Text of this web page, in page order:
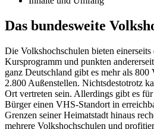
Das bundesweite
Die Volkshochschulen bieten
Kursprogramm und punkten
ganz Deutschland gibt es mehr als
2.800 Außenstellen. Nichtsdestotrotz
Ort vertreten sein. Allerdings gibt es
Bürger einen VHS-Standort in
Grenzen seiner Heimatstadt hinaus
mehrere Volkshochschulen und